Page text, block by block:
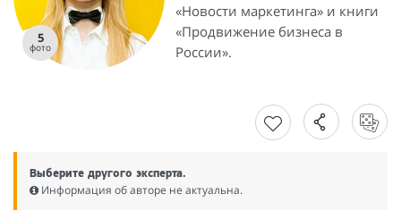
5
фото
«Новости маркетинга» и книги
«Продвижение бизнеса в
России».
Выберите другого эксперта.
Информация об авторе не актуальна.